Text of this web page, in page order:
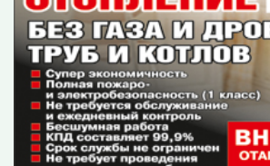
E-mail:gp-pravda@grodnonews.by
Публикуемая информация является
собственностью ОУИРП «Рэдакцыя
праўда».
Перепечатка возможна только с
редакции.Политика
При использовании материалов
от индексации поисковыми